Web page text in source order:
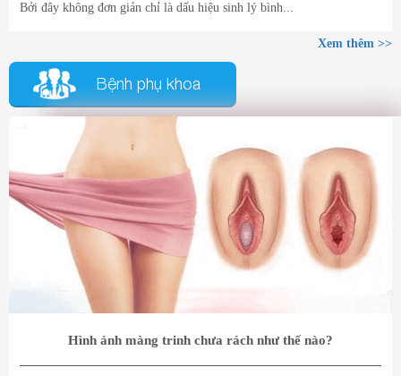
Bởi đây không đơn giản chỉ là dấu hiệu sinh lý bình...
Xem thêm >>
Bệnh phụ khoa
Hình ảnh màng trinh chưa rách như thế nào?